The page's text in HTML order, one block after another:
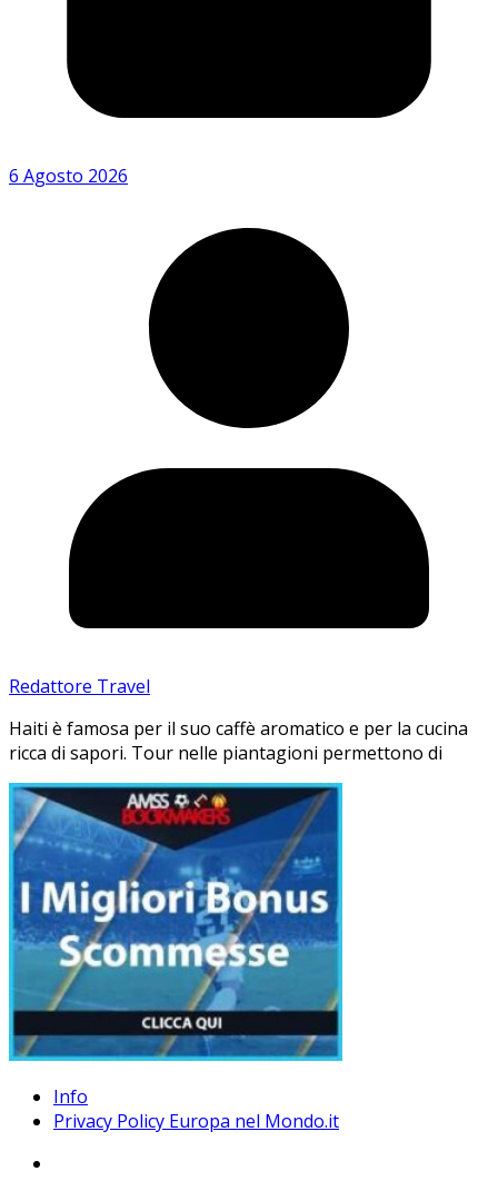
6 Agosto 2026
Redattore Travel
Haiti è famosa per il suo caffè aromatico e per la cucina
ricca di sapori. Tour nelle piantagioni permettono di
Info
Privacy Policy Europa nel Mondo.it